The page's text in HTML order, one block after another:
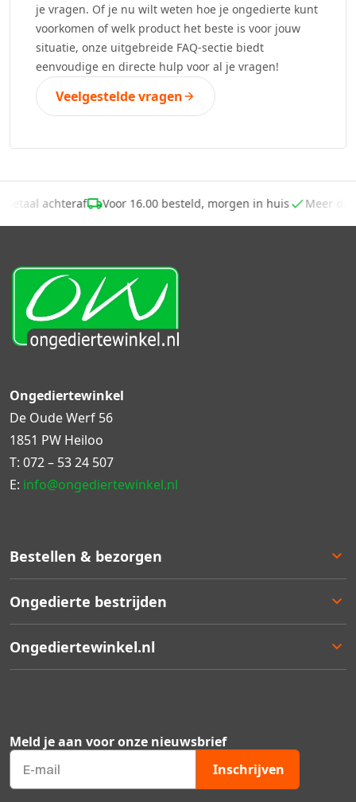
je vragen. Of je nu wilt weten hoe je ongedierte kunt
voorkomen of welk product het beste is voor jouw
situatie, onze uitgebreide FAQ-sectie biedt
eenvoudige en directe hulp voor al je vragen!
Veelgestelde vragen
Betaal achteraf Voor 16.00 besteld, morgen in huis Meer
Meld je aan voor onze nieuwsbrief
Inschrijven
Bestellen & bezorgen
Bestellen
Bezorgen
Ongedierte bestrijden
Ongedierte keuzelulp
Ongedierte Blog
Ongediertewinkel.nl
Veelgestelde vragen
Mijn account
Ongediertewinkel
De Oude Werf 56
1851 PW Heiloo
T: 072 – 53 24 507
E: info@ongediertewinkel.nl